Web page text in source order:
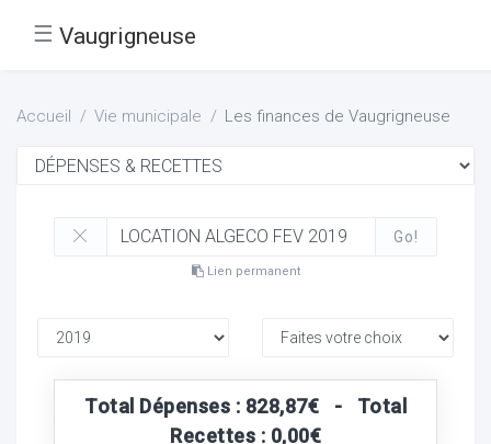
☰ Vaugrigneuse
Accueil Vie municipale Les finances de Vaugrigneuse
Go!
Lien permanent
Total Dépenses : 828,87€ - Total
Recettes : 0,00€